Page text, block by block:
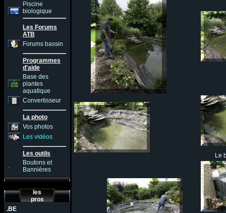
Piscine
biologique
Les Forums
ATB
Forums bassin
Programmes
d'aide
Base des
plantes
aquatique
Convertisseur
La photo
Vos photos
Les vidéos
Les outils
.
Boutons et
Bannières
les
pros
.BE
Le